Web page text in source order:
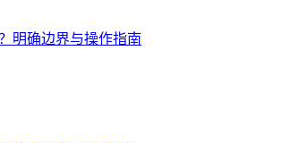
明确边界与操作指南